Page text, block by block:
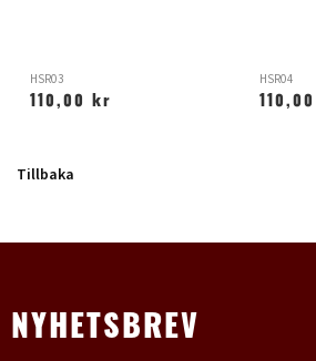
HSR03
110,00 kr
HSR04
Tillbaka
NYHETSBREV